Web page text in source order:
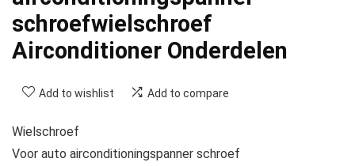
schroefwielschroef
Airconditioner Onderdelen
Add to wishlist Add to compare
Wielschroef
Voor auto airconditioningspanner schroef